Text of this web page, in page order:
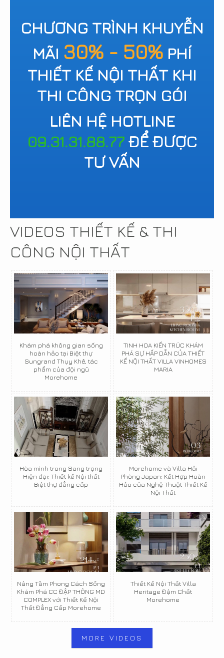
CHƯƠNG TRÌNH KHUYỄN
MÃI 30% - 50% PHÍ
THIẾT KẾ NỘI THẤT KHI
THI CÔNG TRỌN GÓI
LIÊN HỆ HOTLINE
09.31.31.88.77ĐỂ ĐƯỢC
TƯ VẤN
VIDEOS THIẾT KẾ & THI
CÔNG NỘI THẤT
Khám phá không gian sống
hoàn hảo tại Biệt thự
Sungrand Thụy Khê, tác
phẩm của đội ngũ
Morehome
TINH HOA KIẾN TRÚC KHÁM
PHÁ SỰ HẤP DẪN CỦA THIẾT
KẾ NỘI THẤT VILLA VINHOMES
MARIA
Hòa mình trong Sang trọng
Hiện đại: Thiết kế Nội thất
Biệt thự đẳng cấp
Morehome và Villa Hải
Phòng Japan: Kết Hợp Hoàn
Hảo của Nghệ Thuật Thiết Kế
Nội Thất
Nâng Tầm Phong Cách Sống
Khám Phá CC ĐẬP THÔNG MD
COMPLEX với Thiết Kế Nội
Thất Đẳng Cấp Morehome
Thiết Kế Nội Thất Villa
Heritage Đậm Chất
Morehome
MORE VIDEOS